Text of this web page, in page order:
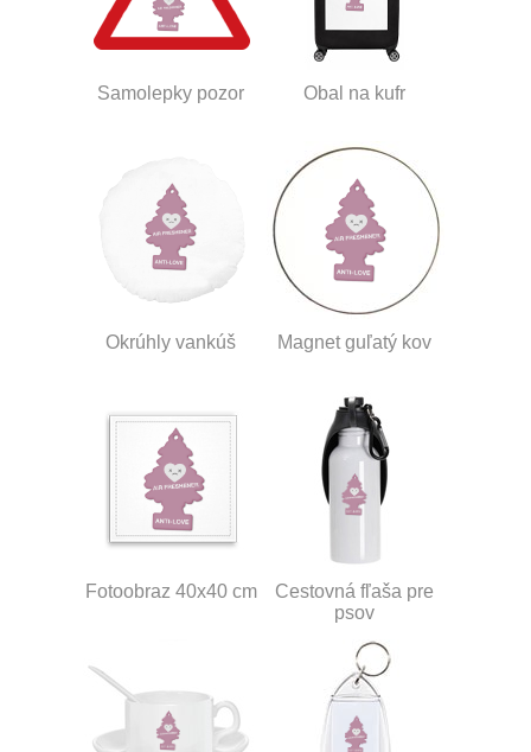
Samolepky pozor Obal na kufr
Okrúhly vankúš Magnet guľatý kov
Fotoobraz 40x40 cm
Cestovná fľaša pre
psov